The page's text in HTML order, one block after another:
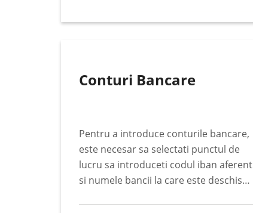
Conturi Bancare
Pentru a introduce conturile bancare,
este necesar sa selectati punctul de
lucru sa introduceti codul iban aferent
si numele bancii la care este deschis